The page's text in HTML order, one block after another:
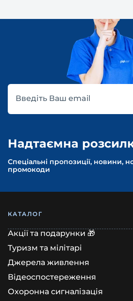
Введіть Ваш email
Надтаємна
Спеціальні пропозиції, новини,
промокоди
КАТАЛОГ
Акції та подарунки 🎁
Туризм та мілітарі
Джерела живлення
Відеоспостереження
Охоронна сигналізація